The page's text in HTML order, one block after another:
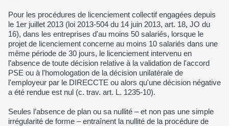
Pour les procédures de licenciement collectif engagées depuis
le 1er juillet 2013 (loi 2013-504 du 14 juin 2013, art. 18, JO du
16), dans les entreprises d'au moins 50 salariés, lorsque le
projet de licenciement concerne au moins 10 salariés dans une
même période de 30 jours, le licenciement intervenu en
l'absence de toute décision relative à la validation de l'accord
PSE ou à l'homologation de la décision unilatérale de
l'employeur par le DIRECCTE ou alors qu'une décision négative
a été rendue est nul (c. trav. art. L. 1235-10).
Seules l’absence de plan ou sa nullité – et non pas une simple
irrégularité de forme – entraînent la nullité de la procédure de